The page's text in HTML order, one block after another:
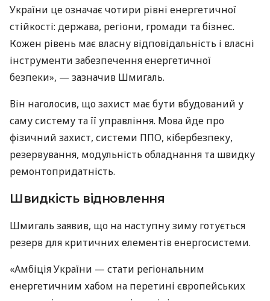
України це означає чотири рівні енергетичної
стійкості: держава, регіони, громади та бізнес.
Кожен рівень має власну відповідальність і власні
інструменти забезпечення енергетичної
безпеки», — зазначив Шмигаль.
Він наголосив, що захист має бути вбудований у
саму систему та її управління. Мова йде про
фізичний захист, системи ППО, кібербезпеку,
резервування, модульність обладнання та швидку
ремонтопридатність.
Швидкість відновлення
Шмигаль заявив, що на наступну зиму готується
резерв для критичних елементів енергосистеми.
«Амбіція України — стати регіональним
енергетичним хабом на перетині європейських